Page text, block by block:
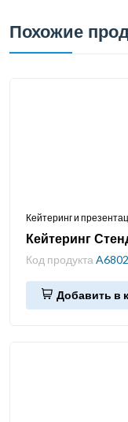
Похожие
Кейтеринг и
Кейтеринг
Код продукта
Добавить в